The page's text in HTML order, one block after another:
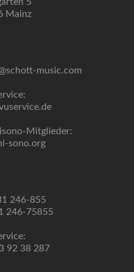
Mainz
music.com
Mitglieder:
sono.org
246-855
246-75855
92 38 287